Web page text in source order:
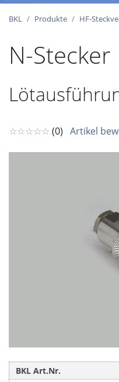
BKL Produkte HF-
N-Stecker
☆☆☆☆☆ (0) Artikel
BKL Art.Nr.